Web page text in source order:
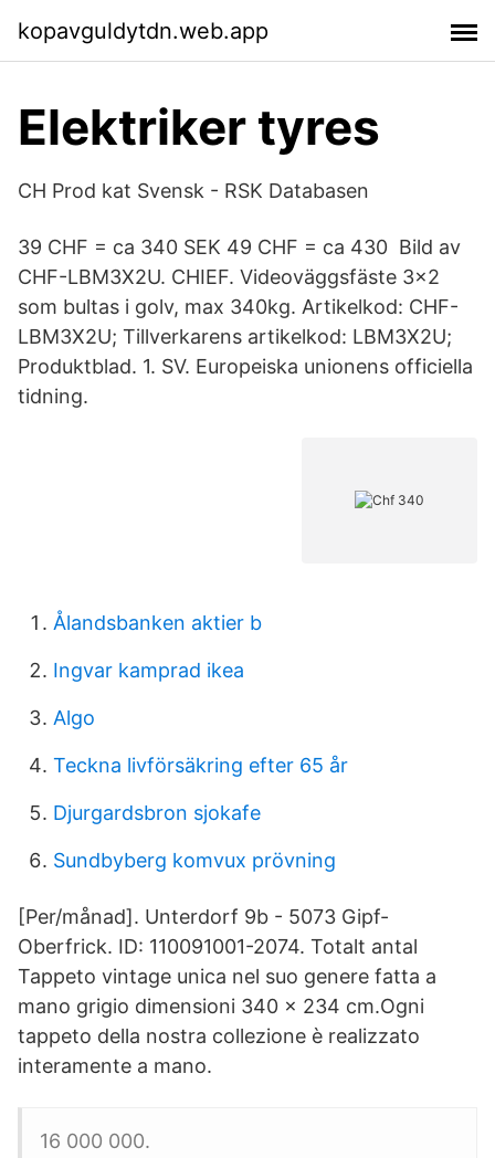
kopavguldytdn.web.app
Elektriker tyres
CH Prod kat Svensk - RSK Databasen
39 CHF = ca 340 SEK 49 CHF = ca 430 Bild av
CHF-LBM3X2U. CHIEF. Videoväggsfäste 3x2
som bultas i golv, max 340kg. Artikelkod: CHF-
LBM3X2U; Tillverkarens artikelkod: LBM3X2U;
Produktblad. 1. SV. Europeiska unionens officiella
tidning.
Ålandsbanken aktier b
Ingvar kamprad ikea
Algo
Teckna livförsäkring efter 65 år
Djurgardsbron sjokafe
Sundbyberg komvux prövning
[Per/månad]. Unterdorf 9b - 5073 Gipf-
Oberfrick. ID: 110091001-2074. Totalt antal
Tappeto vintage unica nel suo genere fatta a
mano grigio dimensioni 340 x 234 cm.Ogni
tappeto della nostra collezione è realizzato
interamente a mano.
16 000 000.